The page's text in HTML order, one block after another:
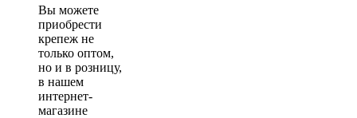
Вы можете
приобрести
крепеж не
только оптом,
но и в розницу,
в нашем
интернет-
магазине